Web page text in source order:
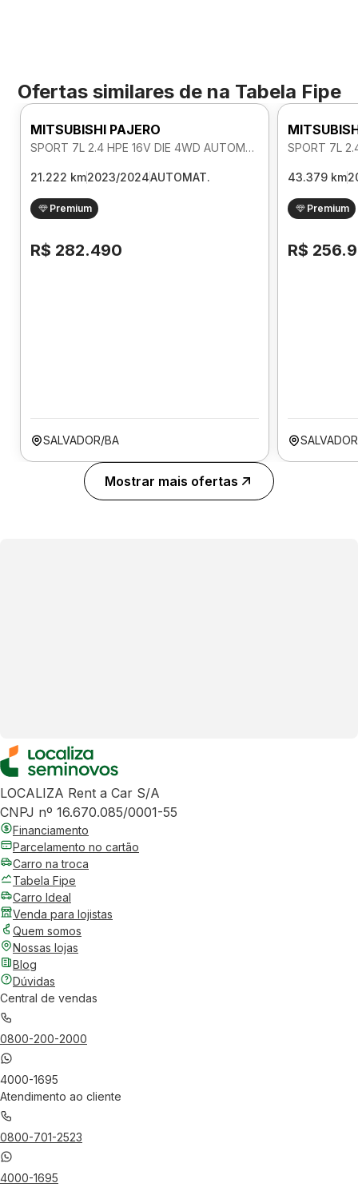
Ofertas similares de na Tabela Fipe
MITSUBISHI PAJERO
SPORT 7L 2.4 HPE 16V DIE 4WD AUTOMATICO
21.222 km2023/2024AUTOMAT.
Premium
R$ 282.490
SALVADOR/BA
43.379 km
Premium
R$
Mostrar mais ofertas
LOCALIZA Rent a Car S/A
CNPJ nº 16.670.085/0001-55
Financiamento
Parcelamento no cartão
Carro na troca
Tabela Fipe
Carro Ideal
Venda para lojistas
Quem somos
Nossas lojas
Blog
Dúvidas
Central de vendas
0800-200-2000
4000-1695
Atendimento ao cliente
0800-701-2523
4000-1695